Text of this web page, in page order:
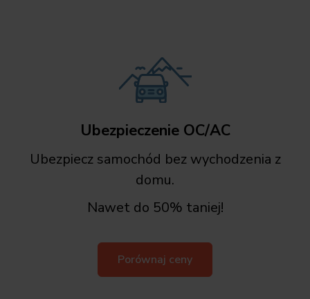
Ubezpieczenie OC/AC
Ubezpiecz samochód bez wychodzenia z
domu.
Nawet do 50% taniej!
Porównaj ceny